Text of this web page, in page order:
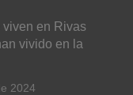
viven en Rivas
vivido en la
2024